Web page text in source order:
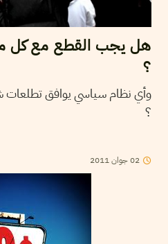
هل يجب القطع مع كل
؟
وأي نظام سياسي يوافق تطلعات
؟
02جوان2011